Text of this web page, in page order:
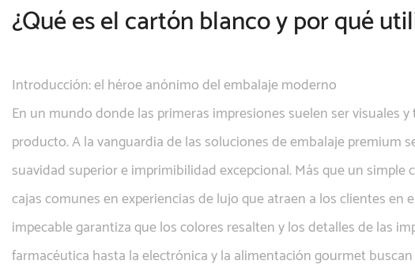
¿Qué es el cartón blanco y por qué
Introducción: el héroe anónimo del embalaje moderno
En un mundo donde las primeras impresiones suelen ser visuales
producto. A la vanguardia de las soluciones de embalaje premium
suavidad superior e imprimibilidad excepcional. Más que un
cajas comunes en experiencias de lujo que atraen a los clientes
impecable garantiza que los colores resalten y los detalles de las
farmacéutica hasta la electrónica y la alimentación gourmet